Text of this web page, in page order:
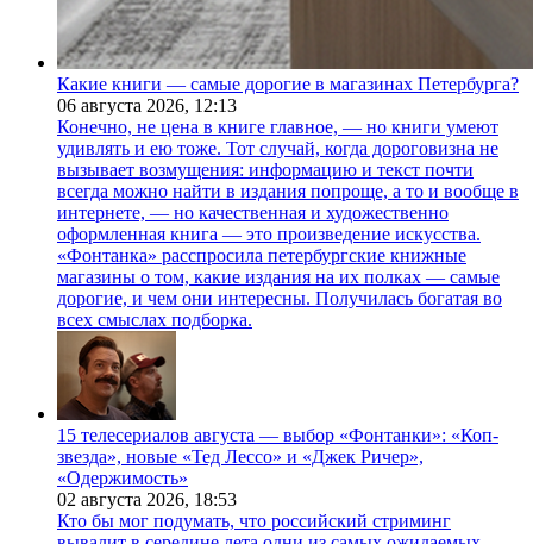
Какие книги — самые дорогие в магазинах Петербурга?
06 августа 2026, 12:13
Конечно, не цена в книге главное, — но книги умеют
удивлять и ею тоже. Тот случай, когда дороговизна не
вызывает возмущения: информацию и текст почти
всегда можно найти в издания попроще, а то и вообще в
интернете, — но качественная и художественно
оформленная книга — это произведение искусства.
«Фонтанка» расспросила петербургские книжные
магазины о том, какие издания на их полках — самые
дорогие, и чем они интересны. Получилась богатая во
всех смыслах подборка.
15 телесериалов августа — выбор «Фонтанки»: «Коп-
звезда», новые «Тед Лессо» и «Джек Ричер»,
«Одержимость»
02 августа 2026, 18:53
Кто бы мог подумать, что российский стриминг